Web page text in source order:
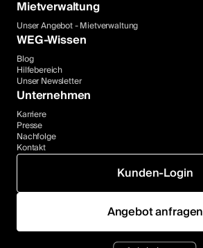
Mietverwaltung
Unser Angebot - Mietverwaltung
WEG-Wissen
Blog
Hilfebereich
Unser Newsletter
Unternehmen
Karriere
Presse
Nachfolge
Kontakt
Kunden-Login
Angebot anfragen